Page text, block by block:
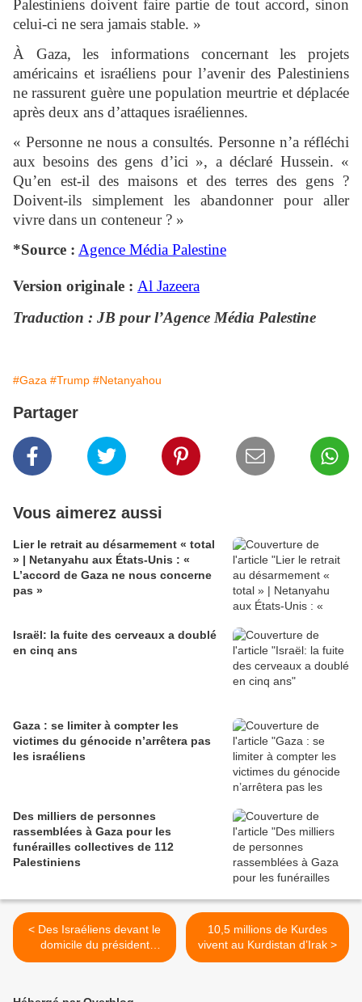
Palestiniens doivent faire partie de tout accord, sinon
celui-ci ne sera jamais stable. »
À Gaza, les informations concernant les projets
américains et israéliens pour l’avenir des Palestiniens
ne rassurent guère une population meurtrie et déplacée
après deux ans d’attaques israéliennes.
« Personne ne nous a consultés. Personne n’a réfléchi
aux besoins des gens d’ici », a déclaré Hussein. «
Qu’en est-il des maisons et des terres des gens ?
Doivent-ils simplement les abandonner pour aller
vivre dans un conteneur ? »
*Source : Agence Média Palestine
Version originale : Al Jazeera
Traduction : JB pour l’Agence Média Palestine
#Gaza #Trump #Netanyahou
Partager
Vous aimerez aussi
Lier le retrait au désarmement « total
» | Netanyahu aux États-Unis : «
L’accord de Gaza ne nous concerne
pas »
Israël: la fuite des cerveaux a doublé
en cinq ans
Gaza : se limiter à compter les
victimes du génocide n’arrêtera pas
les israéliens
Des milliers de personnes
rassemblées à Gaza pour les
funérailles collectives de 112
Palestiniens
< Des Israéliens devant le
domicile du président
s'opposent à la demande
10,5 millions de Kurdes
vivent au Kurdistan d’Irak >